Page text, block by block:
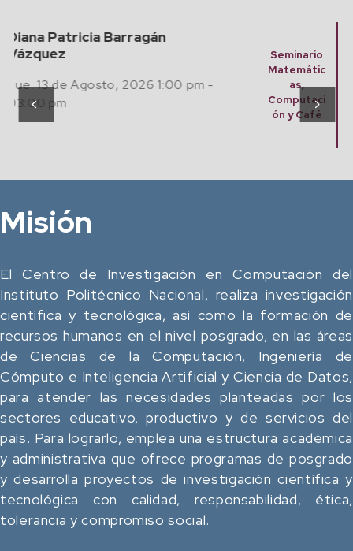
Seminario
as,
Computaci
Finding Algebraic Mathematical
Models from Experimental Data
with Artificial Intelligence
Jue. 20 Agosto, 2026 12:00 pm -
Misión
El Centro de Investigación en Computación del
Instituto Politécnico Nacional, realiza investigación
científica y tecnológica, así como la formación de
recursos humanos en el nivel posgrado, en las áreas
de Ciencias de la Computación, Ingeniería de
Cómputo e Inteligencia Artificial y Ciencia de Datos,
para atender las necesidades planteadas por los
sectores educativo, productivo y de servicios del
país. Para lograrlo, emplea una estructura académica
y administrativa que ofrece programas de posgrado
y desarrolla proyectos de investigación científica y
tecnológica con calidad, responsabilidad, ética,
tolerancia y compromiso social.